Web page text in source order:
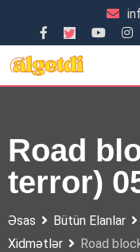
content
Road
terror)
Əsas Bütün Elanlar
Xidmətlər
Road